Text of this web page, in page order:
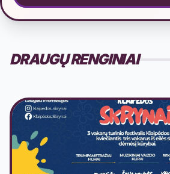
DRAUGŲ RENGINIAI